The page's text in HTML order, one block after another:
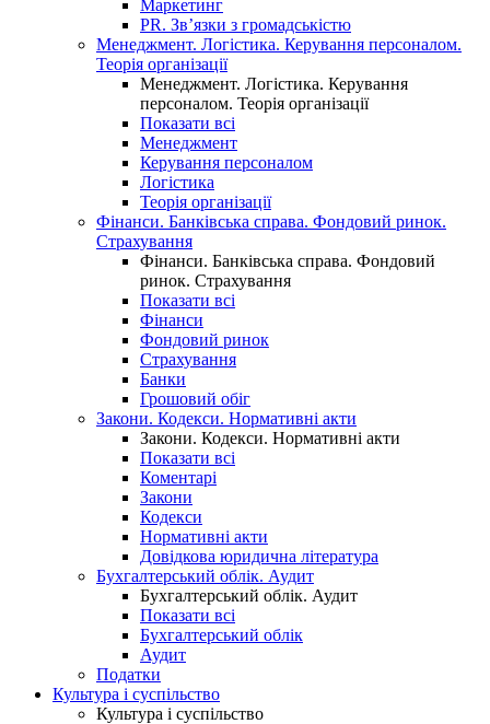
Маркетинг
PR. Зв’язки з громадськістю
Менеджмент. Логістика. Керування персоналом.
Теорія організації
Менеджмент. Логістика. Керування
персоналом. Теорія організації
Показати всі
Менеджмент
Керування персоналом
Логістика
Теорія організації
Фінанси. Банківська справа. Фондовий ринок.
Страхування
Фінанси. Банківська справа. Фондовий
ринок. Страхування
Показати всі
Фінанси
Фондовий ринок
Страхування
Банки
Грошовий обіг
Закони. Кодекси. Нормативні акти
Закони. Кодекси. Нормативні акти
Показати всі
Коментарі
Закони
Кодекси
Нормативні акти
Довідкова юридична література
Бухгалтерський облік. Аудит
Бухгалтерський облік. Аудит
Показати всі
Бухгалтерський облік
Аудит
Податки
Культура і суспільство
Культура і суспільство